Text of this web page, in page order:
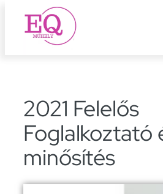
Ugrás
2021 Felelős
Foglalkoztató
minősítés